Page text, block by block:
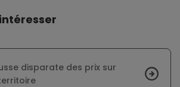
intéresser
disparate des prix sur